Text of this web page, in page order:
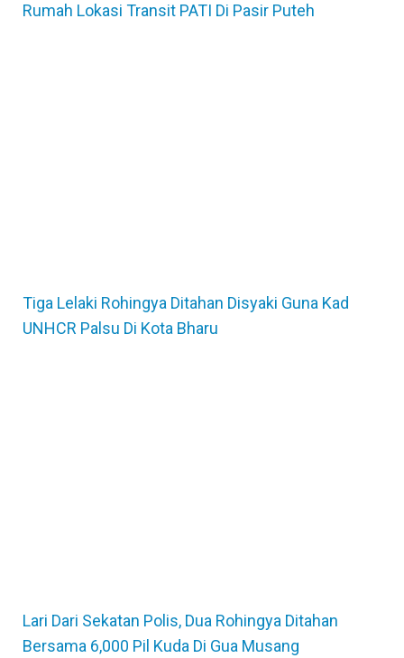
Rumah Lokasi Transit PATI Di Pasir Puteh
Tiga Lelaki Rohingya Ditahan Disyaki Guna Kad
UNHCR Palsu Di Kota Bharu
Lari Dari Sekatan Polis, Dua Rohingya Ditahan
Bersama 6,000 Pil Kuda Di Gua Musang